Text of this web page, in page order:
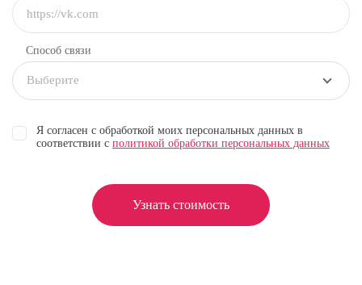
Способ связи
Выберите
Я согласен с обработкой моих персональных данных в
соответствии с политикой обработки персональных данных
Узнать стоимость